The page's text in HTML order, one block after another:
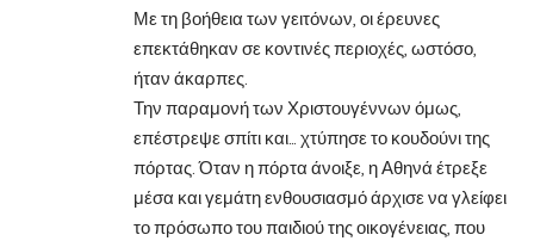
Με τη βοήθεια των γειτόνων, οι έρευνες
επεκτάθηκαν σε κοντινές περιοχές, ωστόσο,
ήταν άκαρπες.
Την παραμονή των Χριστουγέννων όμως,
επέστρεψε σπίτι και… χτύπησε το κουδούνι της
πόρτας. Όταν η πόρτα άνοιξε, η Αθηνά έτρεξε
μέσα και γεμάτη ενθουσιασμό άρχισε να γλείφει
το πρόσωπο του παιδιού της οικογένειας, που